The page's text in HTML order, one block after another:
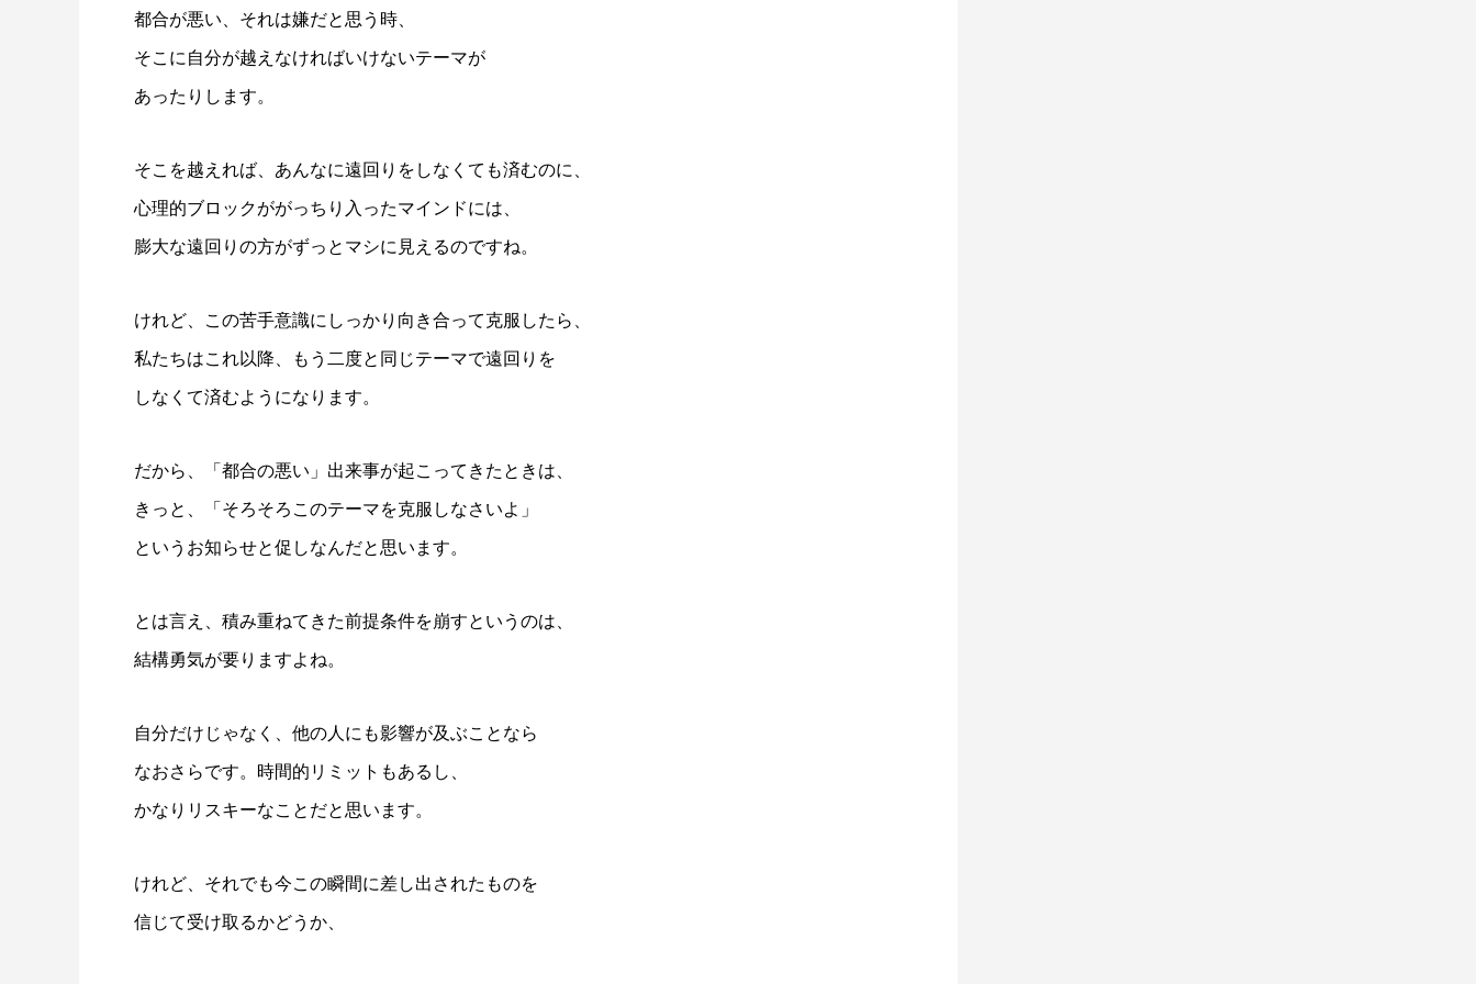
都合が悪い、それは嫌だと思う時、
そこに自分が越えなければいけないテーマが
あったりします。
そこを越えれば、あんなに遠回りをしなくても済むのに、
心理的ブロックががっちり入ったマインドには、
膨大な遠回りの方がずっとマシに見えるのですね。
けれど、この苦手意識にしっかり向き合って克服したら、
私たちはこれ以降、もう二度と同じテーマで遠回りを
しなくて済むようになります。
だから、「都合の悪い」出来事が起こってきたときは、
きっと、「そろそろこのテーマを克服しなさいよ」
というお知らせと促しなんだと思います。
とは言え、積み重ねてきた前提条件を崩すというのは、
結構勇気が要りますよね。
自分だけじゃなく、他の人にも影響が及ぶことなら
なおさらです。時間的リミットもあるし、
かなりリスキーなことだと思います。
けれど、それでも今この瞬間に差し出されたものを
信じて受け取るかどうか、